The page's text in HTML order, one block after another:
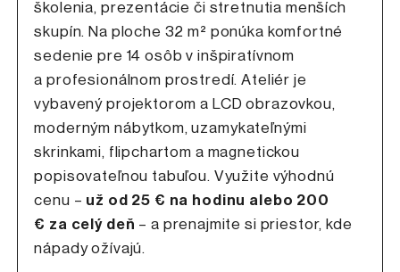
školenia, prezentácie či stretnutia menších
skupín. Na ploche 32 m² ponúka komfortné
sedenie pre 14 osôb v inšpiratívnom
a profesionálnom prostredí. Ateliér je
vybavený projektorom a LCD obrazovkou,
moderným nábytkom, uzamykateľnými
skrinkami, flipchartom a magnetickou
popisovateľnou tabuľou. Využite výhodnú
cenu – už od 25 € na hodinu alebo 200
€ za celý deň – a prenajmite si priestor, kde
nápady ožívajú.